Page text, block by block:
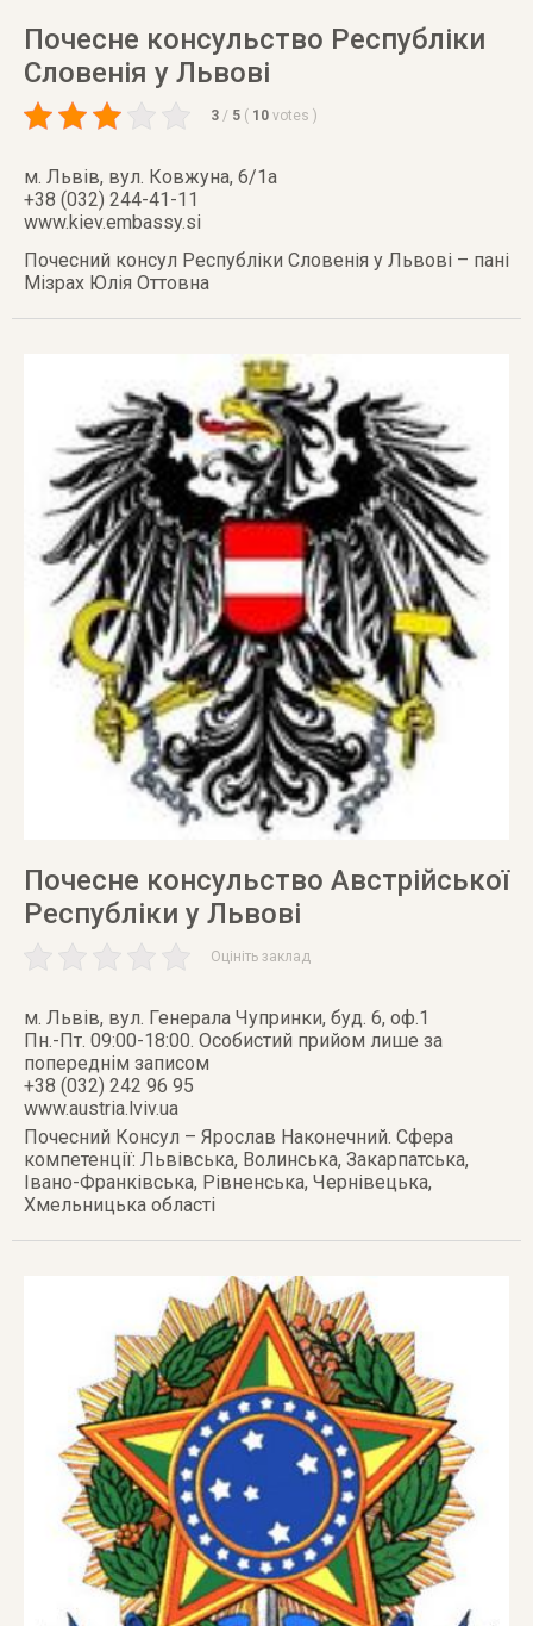
Почесне консульство Республіки
Словенія у Львові
3 / 5 ( 10 votes )
м. Львів, вул. Ковжуна, 6/1а
+38 (032) 244-41-11
www.kiev.embassy.si
Почесний консул Республіки Словенія у Львові – пані
Мізрах Юлія Оттовна
Почесне консульство Австрійської
Республіки у Львові
Оцініть заклад
м. Львів, вул. Генерала Чупринки, буд. 6, оф.1
Пн.-Пт. 09:00-18:00. Особистий прийом лише за
попереднім записом
+38 (032) 242 96 95
www.austria.lviv.ua
Почесний Консул – Ярослав Наконечний. Сфера
компетенції: Львівська, Волинська, Закарпатська,
Івано-Франківська, Рівненська, Чернівецька,
Хмельницька області